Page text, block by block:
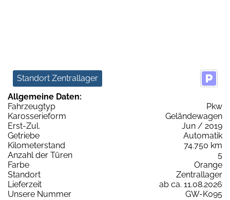
Standort Zentrallager
Allgemeine Daten:
Fahrzeugtyp
Pkw
Karosserieform
Geländewagen
Erst-Zul.
Jun / 2019
Getriebe
Automatik
Kilometerstand
74.750 km
Anzahl der Türen
5
Farbe
Orange
Standort
Zentrallager
Lieferzeit
ab ca. 11.08.2026
Unsere Nummer
GW-K095